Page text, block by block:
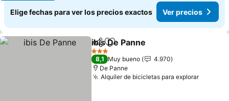
Elige fechas para ver los precios exactos Ver precios
CompartirAgregar a favoritos
ibis De Panne
3 Estrellas
8,1 Muy bueno
4.970
De Panne
Alquiler de bicicletas para explorar